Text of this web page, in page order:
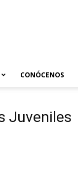
CONÓCENOS
Juveniles